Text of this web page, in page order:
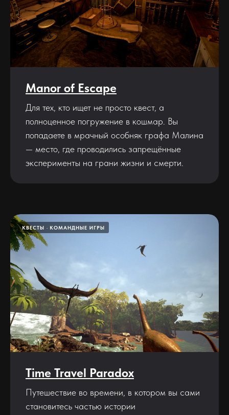
Manor of Escape
Для тех, кто ищет не просто квест, а
полноценное погружение в кошмар. Вы
попадаете в мрачный особняк графа Малина
— место, где проводились запрещённые
эксперименты на грани жизни и смерти.
КВЕСТЫ КОМАНДНЫЕ ИГРЫ
Time Travel Paradox
Путешествие во времени, в котором вы сами
становитесь частью истории